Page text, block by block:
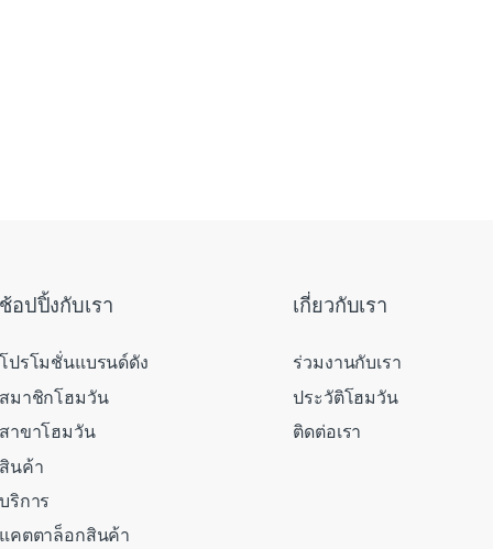
ช้อปปิ้งกับเรา
โปรโมชั่นแบรนด์ดัง
สมาชิกโฮมวัน
สาขาโฮมวัน
สินค้า
บริการ
แคตตาล็อกสินค้า
เกี่ยวกับเรา
ร่วมงานกับเรา
ประวัติโฮมวัน
ติดต่อเรา